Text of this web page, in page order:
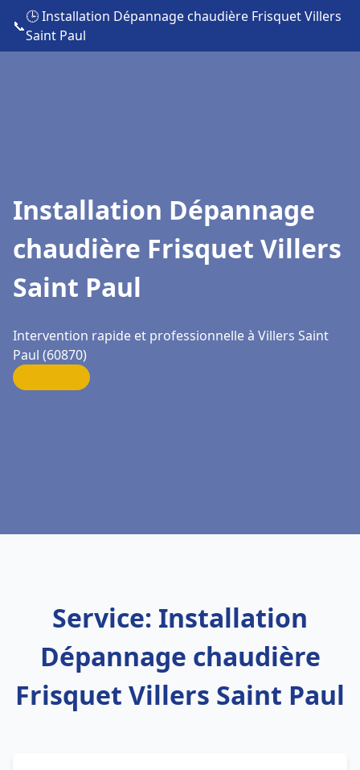
📞
🕒 Installation Dépannage chaudière Frisquet Villers
Saint Paul
Installation Dépannage
chaudière Frisquet Villers
Saint Paul
Intervention rapide et professionnelle à Villers Saint
Paul (60870)
Service: Installation
Dépannage chaudière
Frisquet Villers Saint Paul